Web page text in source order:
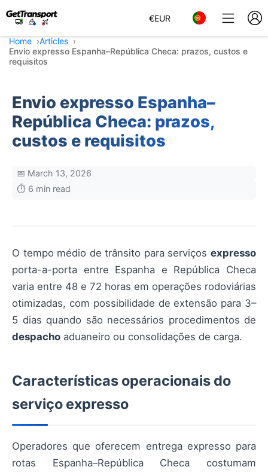
€EUR
Home
Articles
Envio expresso Espanha–República Checa: prazos, custos e
requisitos
Envio expresso Espanha–
República Checa: prazos,
custos e requisitos
📅 March 13, 2026
⏱️ 6 min read
O tempo médio de trânsito para serviços expresso
porta-a-porta entre Espanha e República Checa
varia entre 48 e 72 horas em operações rodoviárias
otimizadas, com possibilidade de extensão para 3–
5 dias quando são necessários procedimentos de
despacho aduaneiro ou consolidações de carga.
Características operacionais do
serviço expresso
Operadores que oferecem entrega expresso para
rotas Espanha–República Checa costumam